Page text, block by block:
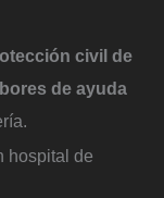
civil de
de ayuda
hospital de